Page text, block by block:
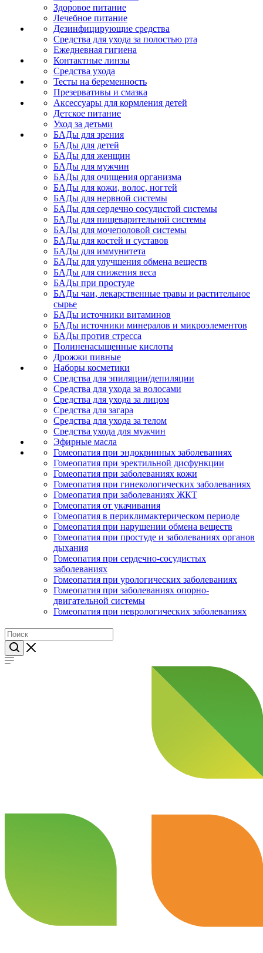
Здоровое питание
Лечебное питание
Дезинфицирующие средства
Средства для ухода за полостью рта
Ежедневная гигиена
Контактные линзы
Средства ухода
Тесты на беременность
Презервативы и смазка
Аксессуары для кормления детей
Детское питание
Уход за детьми
БАДы для зрения
БАДы для детей
БАДы для женщин
БАДы для мужчин
БАДы для очищения организма
БАДы для кожи, волос, ногтей
БАДы для нервной системы
БАДы для сердечно сосудистой системы
БАДы для пищеварительной системы
БАДы для мочеполовой системы
БАДы для костей и суставов
БАДы для иммунитета
БАДы для улучшения обмена веществ
БАДы для снижения веса
БАДы при простуде
БАДы чаи, лекарственные травы и растительное
сырье
БАДы источники витаминов
БАДы источники минералов и микроэлементов
БАДы против стресса
Полиненасыщенные кислоты
Дрожжи пивные
Наборы косметики
Средства для эпиляции/депиляции
Средства для ухода за волосами
Средства для ухода за лицом
Средства для загара
Средства для ухода за телом
Средства ухода для мужчин
Эфирные масла
Гомеопатия при эндокринных заболеваниях
Гомеопатия при эректильной дисфункции
Гомеопатия при заболеваниях кожи
Гомеопатия при гинекологических заболеваниях
Гомеопатия при заболеваниях ЖКТ
Гомеопатия от укачивания
Гомеопатия в периклимактерическом периоде
Гомеопатия при нарушении обмена веществ
Гомеопатия при простуде и заболеваниях органов
дыхания
Гомеопатия при сердечно-сосудистых
заболеваниях
Гомеопатия при урологических заболеваниях
Гомеопатия при заболеваниях опорно-
двигательной системы
Гомеопатия при неврологических заболеваниях